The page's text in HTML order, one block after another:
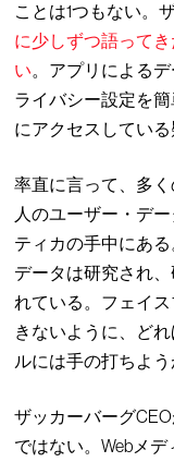
ことは1つもない。
に少しずつ語ってき
い。アプリによる
ライバシー設定を
にアクセスしてい
率直に言って、多
人のユーザー・デ
ティカの手中にあ
データは研究され
れている。フェイ
きないように、ど
ルには手の打ちよう
ザッカーバーグ
ではない。Webメデ